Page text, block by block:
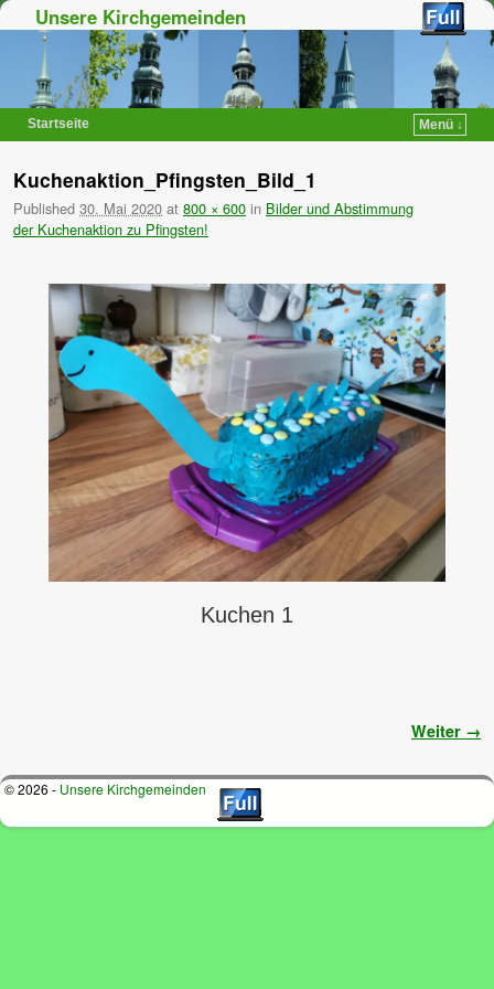
Unsere Kirchgemeinden
Startseite
Menü ↓
Kuchenaktion_Pfingsten_Bild_1
Published 30. Mai 2020 at 800 × 600 in Bilder und Abstimmung
der Kuchenaktion zu Pfingsten!
Kuchen 1
Weiter →
© 2026 - Unsere Kirchgemeinden